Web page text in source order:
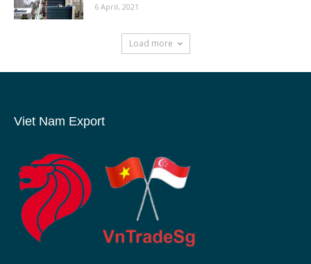
6 April, 2021
Load more
Viet Nam Export